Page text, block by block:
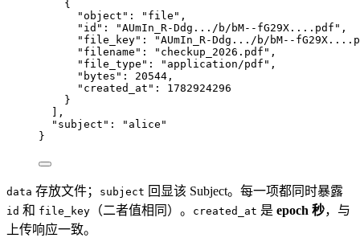
{
"object" : " file " ,
"id" : "AUmIn_R-Ddg.../b/bM--fG29X....pdf " ,
"file_key" : "AUmIn_R-Ddg.../b/bM--
"filename" : " checkup_2026.pdf " ,
"file_type" : " application/pdf " ,
"bytes" : 20544 ,
"created_at" : 1782924296
}
],
"subject" : " alice "
}
data 存放文件； subject 回显该 Subject。每一项都同时暴露
id 和 file_key （二者值相同）。 created_at 是 epoch 秒，与
上传响应一致。